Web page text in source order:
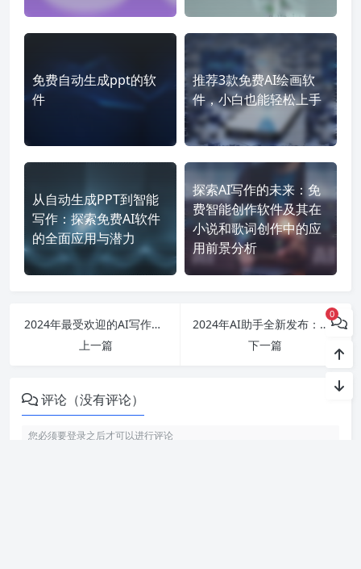
免费自动生成ppt的软
件
推荐3款免费AI绘画软
件，小白也能轻松上手
从自动生成PPT到智能
写作：探索免费AI软件
的全面应用与潜力
探索AI写作的未来：免
费智能创作软件及其在
小说和歌词创作中的应
用前景分析
2024年最受欢迎的AI写作助手推荐，全新升级的写作神器让创作更轻松
上一篇
2024年AI助手全新发布：豆包智能写作神器，让你的写作灵感轻松获取，快速生成高质量论文与文章！
下一篇
评论（没有评论）
0